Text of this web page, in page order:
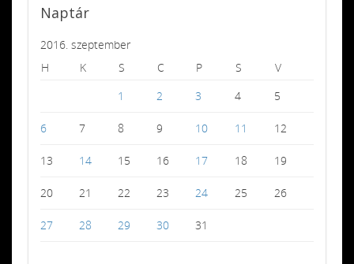
Naptár
2016. szeptember
H
K S C P S
V
1
2 3 4 5
6 7 8 9 10 11 12
13 14 15 16 17 18 19
20 21 22 23 24 25 26
27 28 29 30 31